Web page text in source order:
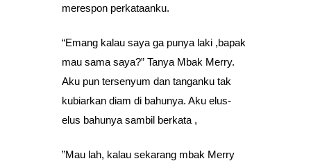
merespon perkataanku.
“Emang kalau saya ga punya laki ,bapak
mau sama saya?” Tanya Mbak Merry.
Aku pun tersenyum dan tanganku tak
kubiarkan diam di bahunya. Aku elus-
elus bahunya sambil berkata ,
”Mau lah, kalau sekarang mbak Merry